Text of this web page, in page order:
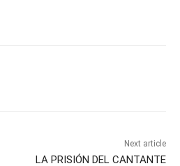
Next article
LA PRISIÓN DEL CANTANTE